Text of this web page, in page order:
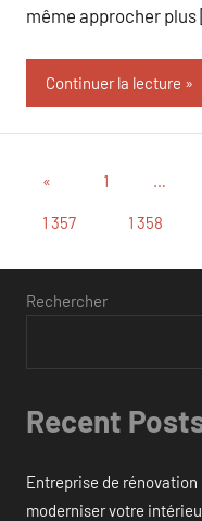
même approcher
Continuer la lecture
Pagination
des
publications
« Publications
1 …
1 357 1 358
Rechercher
Recent
Entreprise de
moderniser votre